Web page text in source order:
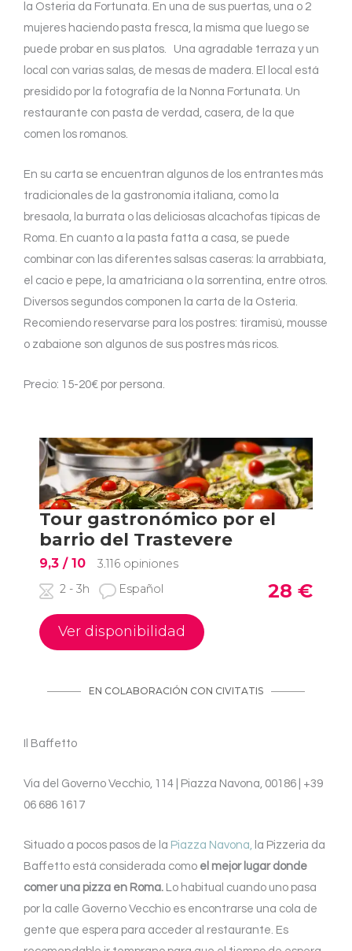
la Osteria da Fortunata. En una de sus puertas, una o 2
mujeres haciendo pasta fresca, la misma que luego se
puede probar en sus platos. Una agradable terraza y un
local con varias salas, de mesas de madera. El local está
presidido por la fotografía de la Nonna Fortunata. Un
restaurante con pasta de verdad, casera, de la que
comen los romanos.
En su carta se encuentran algunos de los entrantes más
tradicionales de la gastronomía italiana, como la
bresaola, la burrata o las deliciosas alcachofas típicas de
Roma. En cuanto a la pasta fatta a casa, se puede
combinar con las diferentes salsas caseras: la arrabbiata,
el cacio e pepe, la amatriciana o la sorrentina, entre otros.
Diversos segundos componen la carta de la Osteria.
Recomiendo reservarse para los postres: tiramisú, mousse
o zabaione son algunos de sus postres más ricos.
Precio: 15-20€ por persona.
Il Baffetto
Via del Governo Vecchio, 114 | Piazza Navona, 00186 | +39
06 686 1617
Situado a pocos pasos de la Piazza Navona, la Pizzeria da
Baffetto está considerada como el mejor lugar donde
comer una pizza en Roma. Lo habitual cuando uno pasa
por la calle Governo Vecchio es encontrarse una cola de
gente que espera para acceder al restaurante. Es